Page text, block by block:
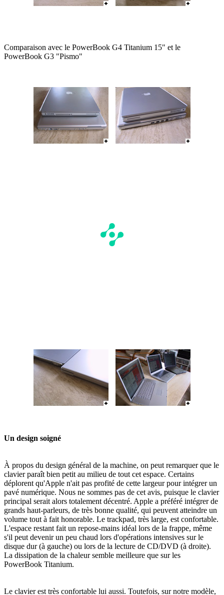
Comparaison avec le PowerBook G4 Titanium 15" et le
PowerBook G3 "Pismo"
Un design soigné
À propos du design général de la machine, on peut remarquer que le
clavier paraît bien petit au milieu de tout cet espace. Certains
déplorent qu'Apple n'ait pas profité de cette largeur pour intégrer un
pavé numérique. Nous ne sommes pas de cet avis, puisque le clavier
principal serait alors totalement décentré. Apple a préféré intégrer de
grands haut-parleurs, de très bonne qualité, qui peuvent atteindre un
volume tout à fait honorable. Le trackpad, très large, est confortable.
L'espace restant fait un repose-mains idéal lors de la frappe, même
s'il peut devenir un peu chaud lors d'opérations intensives sur le
disque dur (à gauche) ou lors de la lecture de CD/DVD (à droite).
La dissipation de la chaleur semble meilleure que sur les
PowerBook Titanium.
Le clavier est très confortable lui aussi. Toutefois, sur notre modèle,